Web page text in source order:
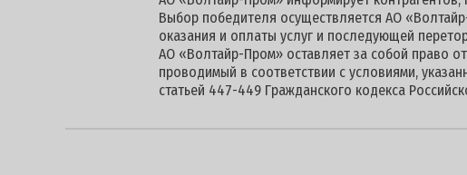
Выбор победителя осуществляется АО
оказания и оплаты услуг и последующей
АО «Волтайр-Пром» оставляет за собой право
проводимый в соответствии с условиями,
статьей 447-449 Гражданского кодекса